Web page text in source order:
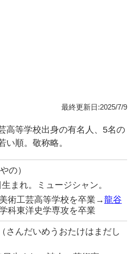
最終更新日:2025/7/9
高等学校出身の有名人、5名の
い順。敬称略。
の）
まれ。ミュージシャン。
術工芸高等学校を卒業→龍谷
科東洋史学専攻を卒業
（さんだいめうおたけはまだし